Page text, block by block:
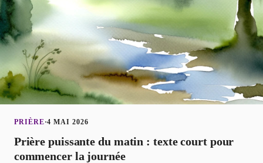
PRIÈRE·4 MAI 2026
Prière puissante du matin : texte court pour
commencer la journée